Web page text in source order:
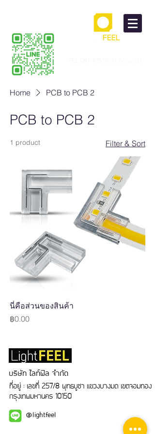
Home PCB to PCB 2
PCB to PCB 2
1 product Filter & Sort
นี่คือส่วนของสินค้า
Price
฿0.00
บริษัท ไลท์ฟิล จำกัด
ที่อยู่ : เลขที่ 257/8 พุทธบูชา แขวงบางมด เขตจอมทอง
กรุงเทพมหานคร 10150
@lightfeel